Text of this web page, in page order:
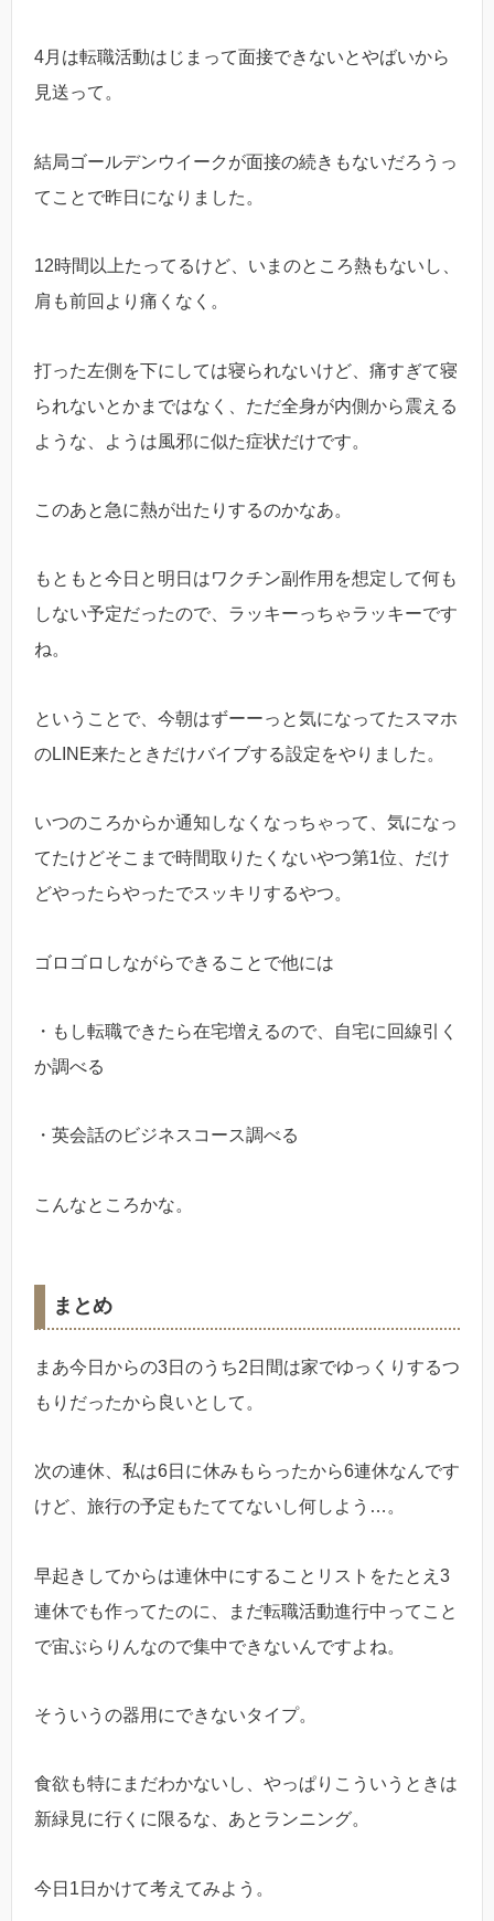
4月は転職活動はじまって面接できないとやばいから
見送って。
結局ゴールデンウイークが面接の続きもないだろうっ
てことで昨日になりました。
12時間以上たってるけど、いまのところ熱もないし、
肩も前回より痛くなく。
打った左側を下にしては寝られないけど、痛すぎて寝
られないとかまではなく、ただ全身が内側から震える
ような、ようは風邪に似た症状だけです。
このあと急に熱が出たりするのかなあ。
もともと今日と明日はワクチン副作用を想定して何も
しない予定だったので、ラッキーっちゃラッキーです
ね。
ということで、今朝はずーーっと気になってたスマホ
のLINE来たときだけバイブする設定をやりました。
いつのころからか通知しなくなっちゃって、気になっ
てたけどそこまで時間取りたくないやつ第1位、だけ
どやったらやったでスッキリするやつ。
ゴロゴロしながらできることで他には
・もし転職できたら在宅増えるので、自宅に回線引く
か調べる
・英会話のビジネスコース調べる
こんなところかな。
まとめ
まあ今日からの3日のうち2日間は家でゆっくりするつ
もりだったから良いとして。
次の連休、私は6日に休みもらったから6連休なんです
けど、旅行の予定もたててないし何しよう…。
早起きしてからは連休中にすることリストをたとえ3
連休でも作ってたのに、まだ転職活動進行中ってこと
で宙ぶらりんなので集中できないんですよね。
そういうの器用にできないタイプ。
食欲も特にまだわかないし、やっぱりこういうときは
新緑見に行くに限るな、あとランニング。
今日1日かけて考えてみよう。